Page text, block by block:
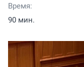
Время:
90 мин.